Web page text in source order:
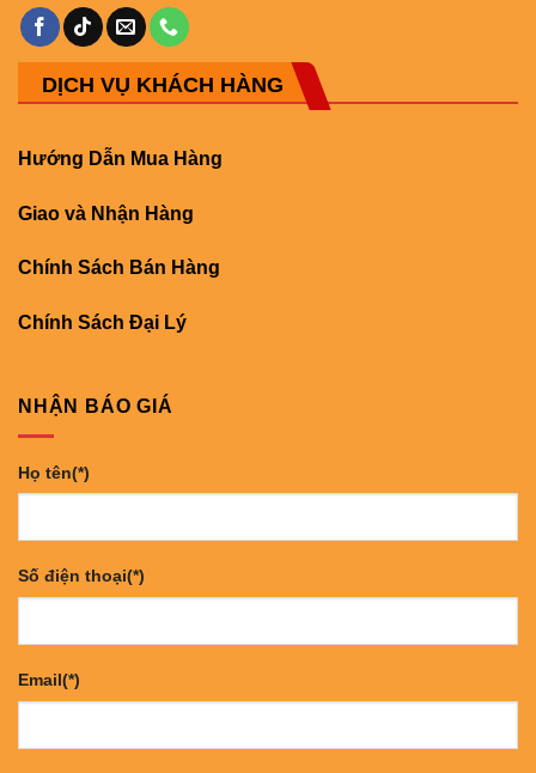
DỊCH VỤ KHÁCH HÀNG
Hướng Dẫn Mua Hàng
Giao và Nhận Hàng
Chính Sách Bán Hàng
Chính Sách Đại Lý
NHẬN BÁO GIÁ
Họ tên(*)
Số điện thoại(*)
Email(*)